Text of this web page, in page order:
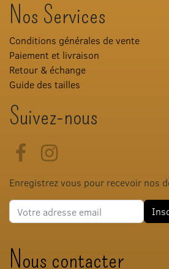
Nos Services
Conditions générales de vente
Paiement et livraison
Retour & échange
Guide des tailles
Suivez-nous
FacebookInstagram
Enregistrez vous pour recevoir nos
Adresse e-mail
Nous contacter